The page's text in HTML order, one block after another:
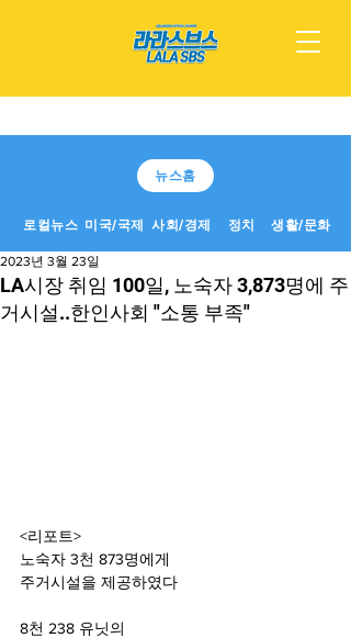
뉴스홈
로컬뉴스 미국/국제 사회/경제 정치 생활/문화
LA시장 취임 100일, 노숙자 3,873명에 주
거시설..한인사회 "소통 부족"
2023년 3월 23일
<리포트>
노숙자 3천 873명에게
주거시설을 제공하였다
8천 238 유닛의